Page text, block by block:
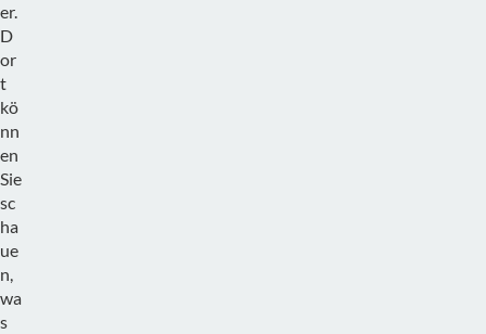
er.
D
or
t
kö
nn
en
Sie
sc
ha
ue
n,
wa
s